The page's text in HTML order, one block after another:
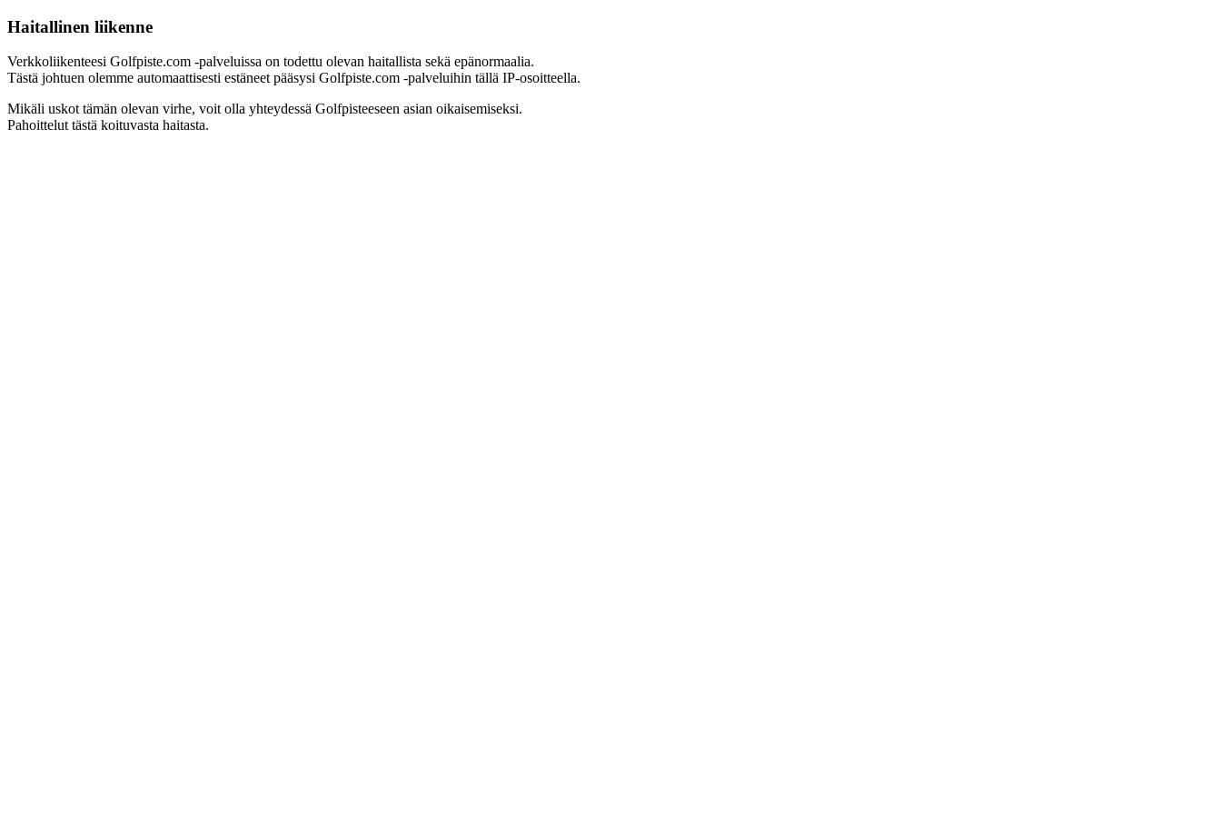
Haitallinen liikenne
Verkkoliikenteesi Golfpiste.com -palveluissa on todettu olevan haitallista sekä epänormaalia.
Tästä johtuen olemme automaattisesti estäneet pääsysi Golfpiste.com -palveluihin tällä IP-osoitteella.
Mikäli uskot tämän olevan virhe, voit olla yhteydessä Golfpisteeseen asian oikaisemiseksi.
Pahoittelut tästä koituvasta haitasta.